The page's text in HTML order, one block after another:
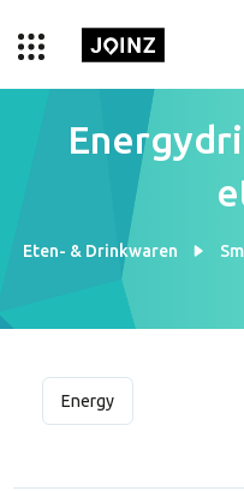
Eten- & Drinkwaren
Energy